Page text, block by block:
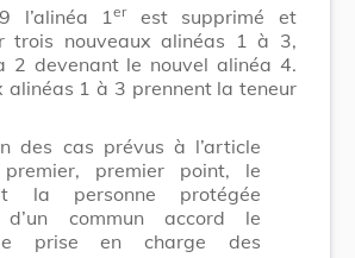
l’alinéa 1erest supprimé et
trois nouveaux alinéas 1 à 3,
2 devenant le nouvel alinéa 4.
alinéas 1 à 3 prennent la teneur
des cas prévus à l’article
premier point, le
la personne protégée
d’un commun accord le
prise en charge des